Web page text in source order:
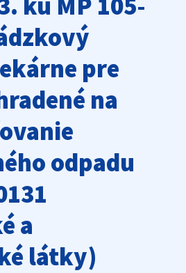
pre
na
odpadu
a
látky)